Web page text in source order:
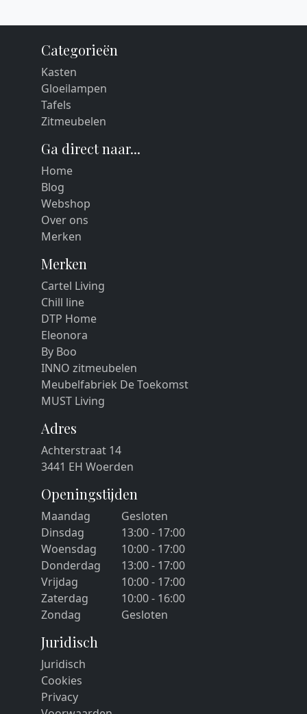
Categorieën
Kasten
Gloeilampen
Tafels
Zitmeubelen
Ga direct naar...
Home
Blog
Webshop
Over ons
Merken
Merken
Cartel Living
Chill line
DTP Home
Eleonora
By Boo
INNO zitmeubelen
Meubelfabriek De Toekomst
MUST Living
Adres
Achterstraat 14
3441 EH Woerden
Openingstijden
Maandag
Gesloten
Dinsdag
13:00 - 17:00
Woensdag
10:00 - 17:00
Donderdag
13:00 - 17:00
Vrijdag
10:00 - 17:00
Zaterdag
10:00 - 16:00
Zondag
Gesloten
Juridisch
Juridisch
Cookies
Privacy